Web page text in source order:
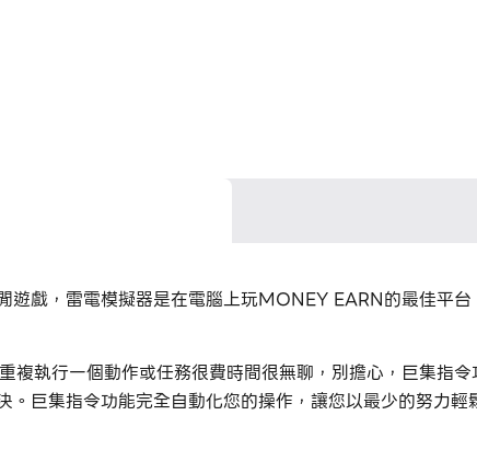
戲，雷電模擬器是在電腦上玩MONEY EARN的最佳平
執行一個動作或任務很費時間很無聊，別擔心，巨集指
巨集指令功能完全自動化您的操作，讓您以最少的努力